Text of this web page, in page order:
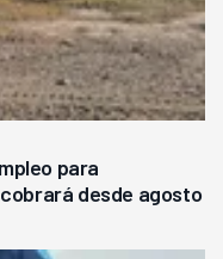
para
desde agosto